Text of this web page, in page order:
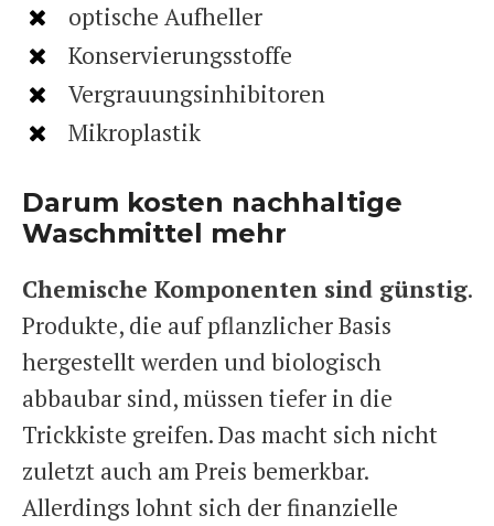
optische Aufheller
Konservierungsstoffe
Vergrauungsinhibitoren
Mikroplastik
Darum kosten nachhaltige
Waschmittel mehr
Chemische Komponenten sind günstig.
Produkte, die auf pflanzlicher Basis
hergestellt werden und biologisch
abbaubar sind, müssen tiefer in die
Trickkiste greifen. Das macht sich nicht
zuletzt auch am Preis bemerkbar.
Allerdings lohnt sich der finanzielle